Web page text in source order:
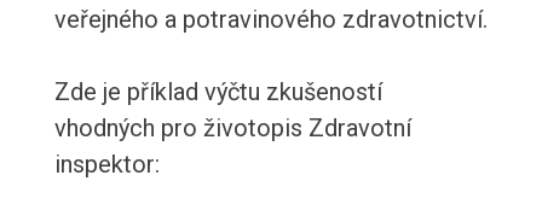
veřejného a potravinového zdravotnictví.
Zde je příklad výčtu zkušeností
vhodných pro životopis Zdravotní
inspektor: